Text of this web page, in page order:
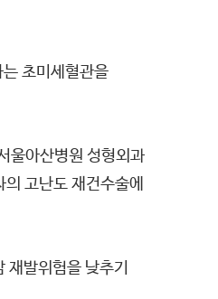
초미세혈관을
울아산병원 성형외과
고난도 재건수술에
발위험을 낮추기